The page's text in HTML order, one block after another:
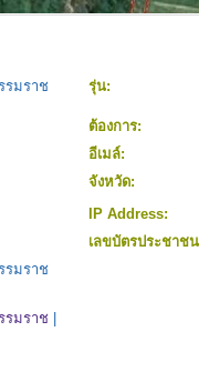
มราช รุ่น:
ต้องการ:
อีเมล์:
จังหวัด:
IP Address:
เลขบัตรประชาช
มราช
มราช